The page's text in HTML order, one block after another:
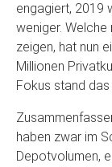
engagiert, 2019
weniger.
zeigen, hat nun
Millionen
Fokus stand
haben zwar im
Depotvolumen,